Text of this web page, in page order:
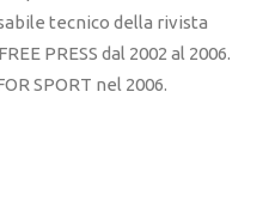
tecnico della rivista
PRESS dal 2002 al 2006.
SPORT nel 2006.